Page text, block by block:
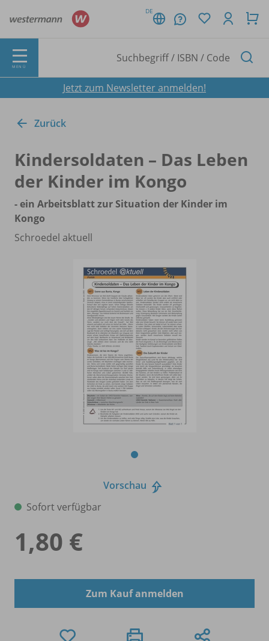
DE
MENÜ
Jetzt zum Newsletter anmelden!
Zurück
Kindersoldaten – Das Leben
der Kinder im Kongo
- ein Arbeitsblatt zur Situation der Kinder im
Kongo
Schroedel aktuell
Vorschau
Sofort verfügbar
1,80 €
Zum Kauf anmelden